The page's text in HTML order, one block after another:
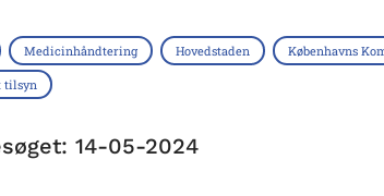
Medicinhåndtering Hovedstaden Københavns
tilsyn
14-05-2024